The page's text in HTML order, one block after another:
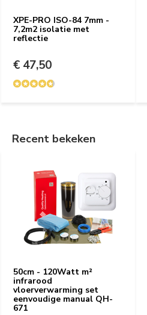
XPE-PRO ISO-84 7mm -
7,2m2 isolatie met
reflectie
€ 47,50
Recent bekeken
50cm - 120Watt m²
infrarood
vloerverwarming set
eenvoudige manual QH-
671